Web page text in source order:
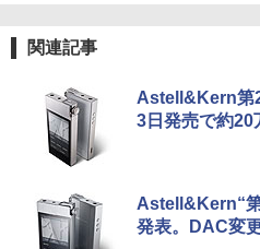
関連記事
Astell&Kern第
3日発売で約20
Astell&Kern“
発表。DAC変